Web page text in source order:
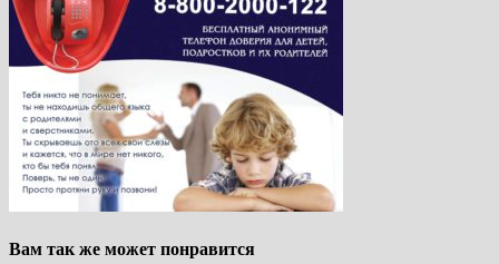
Вам так же может понравится